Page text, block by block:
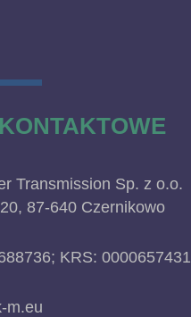
Transmission Sp. z o.o.
87-640 Czernikowo
KRS: 0000657431
m.eu